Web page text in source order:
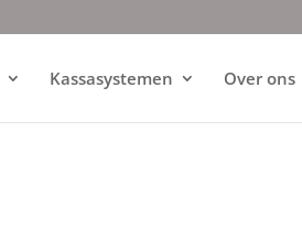
Kassasystemen Over ons